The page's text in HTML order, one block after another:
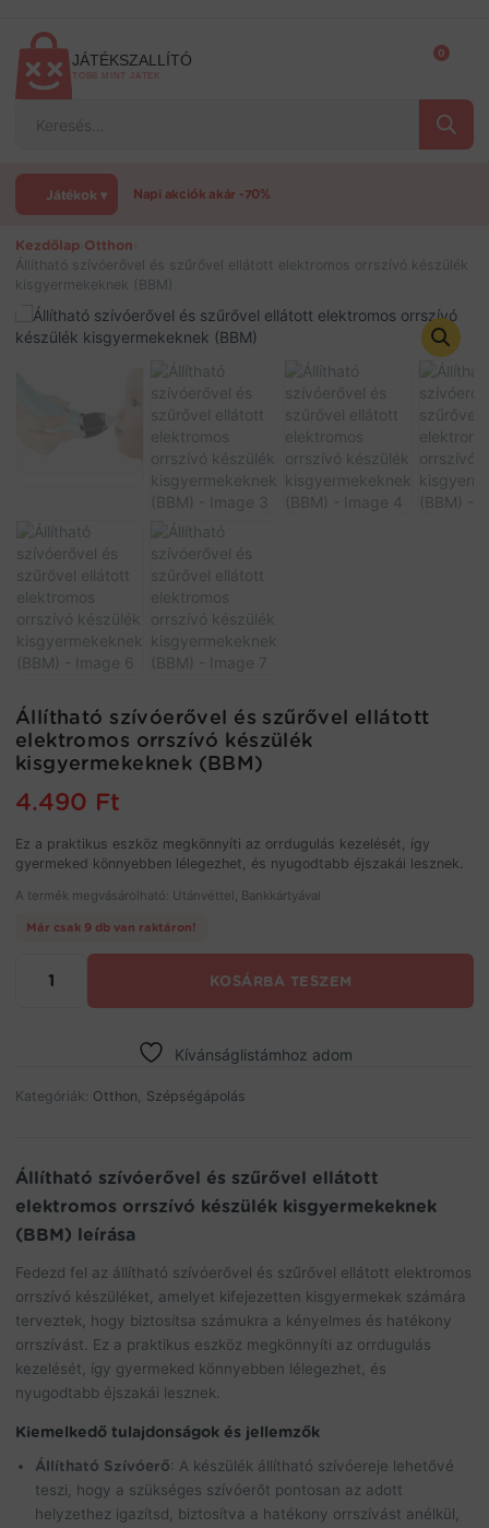
tartalomraJÁTÉKSZALLÍTÓ
TÖBB MINT JÁTÉK
search
0
Játékok ▾ Napi akciók akár -70%
Kezdőlap Otthon
Állítható szívóerővel és szűrővel ellátott elektromos orrszívó készülék
kisgyermekeknek (BBM)
Állítható szívóerővel és szűrővel ellátott
elektromos orrszívó készülék
kisgyermekeknek (BBM)
4.490 Ft
Ez a praktikus eszköz megkönnyíti az orrdugulás kezelését, így
gyermeked könnyebben lélegezhet, és nyugodtabb éjszakái lesznek.
A termék megvásárolható: Utánvéttel, Bankkártyával
Már csak 9 db van raktáron!
szívóerővel
orrszívó
mennyiség
KOSÁRBA TESZEM
Kívánságlistámhoz adom
Kategóriák: Otthon, Szépségápolás
Állítható szívóerővel és szűrővel ellátott
elektromos orrszívó készülék kisgyermekeknek
(BBM) leírása
Fedezd fel az állítható szívóerővel és szűrővel ellátott elektromos
orrszívó készüléket, amelyet kifejezetten kisgyermekek számára
terveztek, hogy biztosítsa számukra a kényelmes és hatékony
orrszívást. Ez a praktikus eszköz megkönnyíti az orrdugulás
kezelését, így gyermeked könnyebben lélegezhet, és
nyugodtabb éjszakái lesznek.
Kiemelkedő tulajdonságok és jellemzők
Állítható Szívóerő: A készülék állítható szívóereje lehetővé
teszi, hogy a szükséges szívóerőt pontosan az adott
helyzethez igazítsd, biztosítva a hatékony orrszívást anélkül,